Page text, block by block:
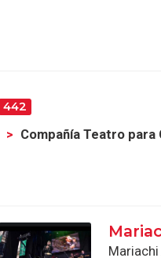
442
Compañía Teatro para